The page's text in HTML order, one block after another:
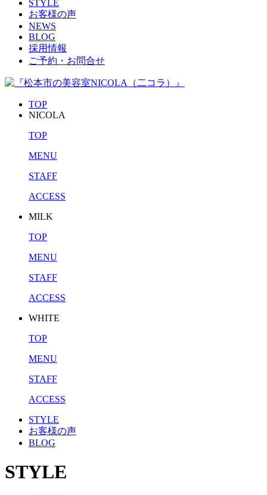
STYLE
お客様の声
NEWS
BLOG
採用情報
ご予約・お問合せ
TOP
NICOLA
TOP
MENU
STAFF
ACCESS
MILK
TOP
MENU
STAFF
ACCESS
WHITE
TOP
MENU
STAFF
ACCESS
STYLE
お客様の声
BLOG
STYLE